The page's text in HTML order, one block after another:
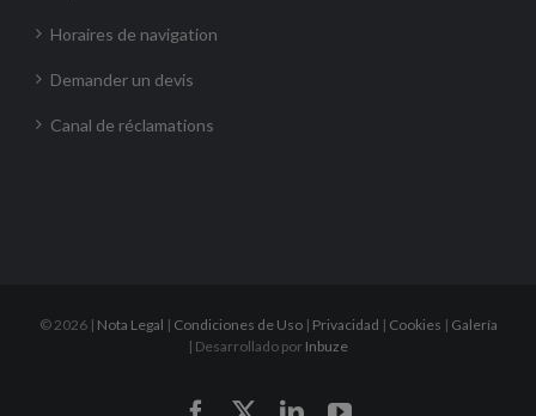
Horaires de navigation
Demander un devis
Canal de réclamations
©2026 | Nota Legal | Condiciones de Uso| Privacidad | Cookies | Galería
| Desarrollado por Inbuze
FacebookLinkedInYouTube